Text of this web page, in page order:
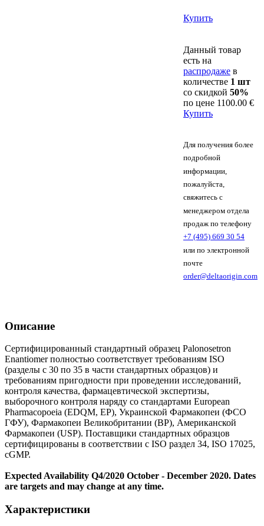
Купить
Данный товар
есть на
распродаже в
количестве 1 шт
со скидкой 50%
по цене 1100.00 €
Купить
Для получения более
подробной
информации,
пожалуйста,
свяжитесь с
менеджером отдела
продаж по телефону
+7 (495) 669 30 54
или по электронной
почте
order@deltaorigin.com
Описание
Сертифицированный стандартный образец Palonosetron
Enantiomer полностью соответствует требованиям ISO
(разделы с 30 по 35 в части стандартных образцов) и
требованиям пригодности при проведении исследований,
контроля качества, фармацевтической экспертизы,
выборочного контроля наряду со стандартами European
Pharmacopoeia (EDQM, EP), Украинской Фармакопеи (ФСО
ГФУ), Фармакопеи Великобритании (BP), Американской
Фармакопеи (USP). Поставщики стандартных образцов
сертифицированы в соответствии с ISO раздел 34, ISO 17025,
cGMP.
Expected Availability Q4/2020 October - December 2020. Dates
are targets and may change at any time.
Характеристики